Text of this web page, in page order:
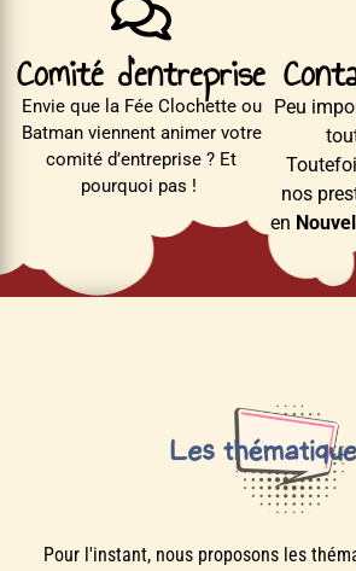
Comité d'entreprise
Envie que la Fée Clochette ou
Batman viennent animer votre
comité d’entreprise ? Et
pourquoi pas !
Peu
nos
en
Pour l'instant, nous proposons les